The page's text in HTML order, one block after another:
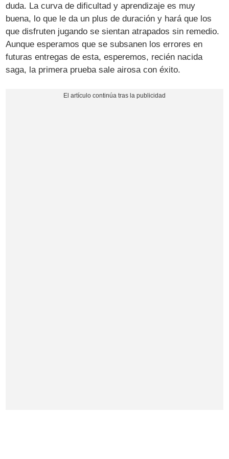
duda. La curva de dificultad y aprendizaje es muy
buena, lo que le da un plus de duración y hará que los
que disfruten jugando se sientan atrapados sin remedio.
Aunque esperamos que se subsanen los errores en
futuras entregas de esta, esperemos, recién nacida
saga, la primera prueba sale airosa con éxito.